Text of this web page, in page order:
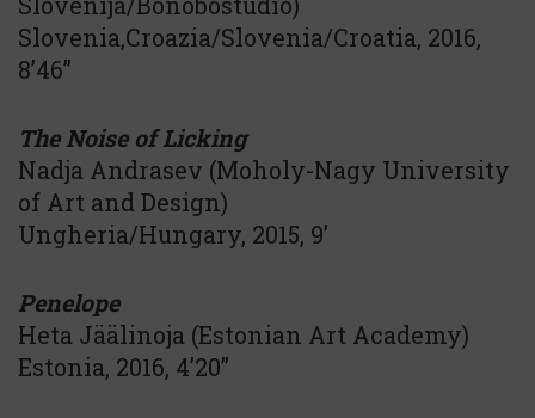
Slovenia,Croazia/Slovenia/Croatia, 2016,
8’46”
The Noise of Licking
Nadja Andrasev (Moholy-Nagy University
of Art and Design)
Ungheria/Hungary, 2015, 9’
Penelope
Heta Jäälinoja (Estonian Art Academy)
Estonia, 2016, 4’20”